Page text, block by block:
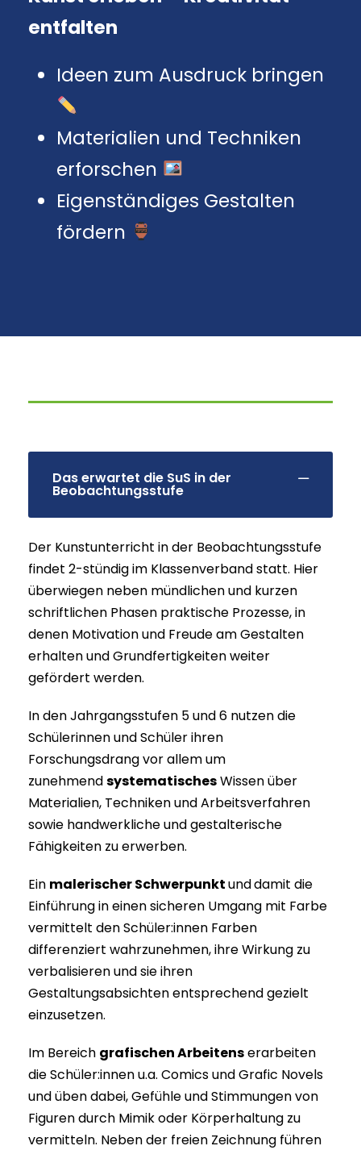
entfalten
Ideen zum Ausdruck bringen
Materialien und Techniken
erforschen
Eigenständiges Gestalten
fördern
Das erwartet die SuS in der
Beobachtungsstufe
Der Kunstunterricht in der Beobachtungsstufe
findet 2-stündig im Klassenverband statt. Hier
überwiegen neben mündlichen und kurzen
schriftlichen Phasen praktische Prozesse, in
denen Motivation und Freude am Gestalten
erhalten und Grundfertigkeiten weiter
gefördert werden.
In den Jahrgangsstufen 5 und 6 nutzen die
Schülerinnen und Schüler ihren
Forschungsdrang vor allem um
zunehmendsystematischesWissen über
Materialien, Techniken und Arbeitsverfahren
sowie handwerkliche und gestalterische
Fähigkeiten zu erwerben.
Ein malerischer Schwerpunktunddamit die
Einführung in einen sicheren Umgang mit Farbe
vermittelt den Schüler:innen Farben
differenziert wahrzunehmen, ihre Wirkung zu
verbalisieren und sie ihren
Gestaltungsabsichten entsprechend gezielt
einzusetzen.
Im Bereich grafischen Arbeitenserarbeiten
die Schüler:innen u.a. Comics und Grafic Novels
und üben dabei, Gefühle und Stimmungen von
Figuren durch Mimik oder Körperhaltung zu
vermitteln. Neben der freien Zeichnung führen